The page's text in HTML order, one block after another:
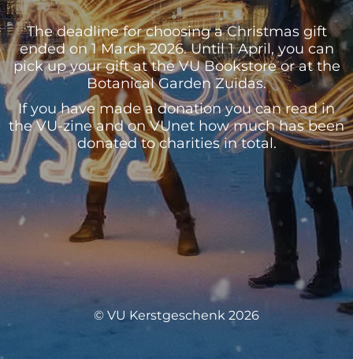
The deadline for choosing a Christmas gift
ended on 1 March 2026. Until 1 April, you can
pick up your gift at the VU Bookstore or at the
Botanical Garden Zuidas.
If you have made a donation you can read in
the VU-zine and on VUnet how much has been
donated to charities in total.
© VU Kerstgeschenk 2026